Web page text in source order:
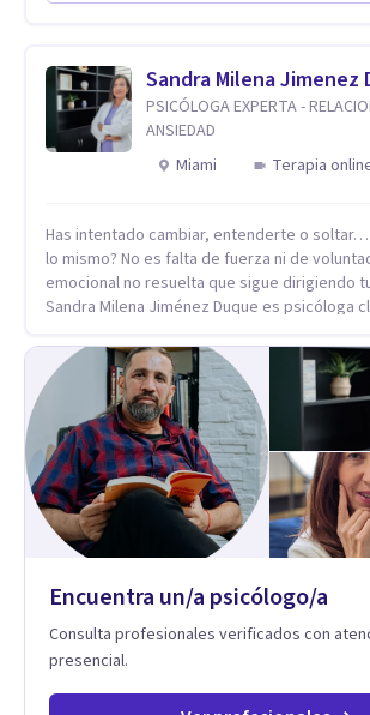
Sandra Milena Jimenez
PSICÓLOGA EXPERTA -
ANSIEDAD
Miami
Terapia
Has intentado cambiar, entenderte o
lo mismo? No es falta de fuerza ni de
emocional no resuelta que sigue dirigiendo tu vida.
Sandra Milena Jiménez Duque es psicóloga
profesionales más destacadas en el
ansiedad, la baja autoestima, la
conflictos de pareja. Ha trabajado con pacientes en
diferentes países, acompañando procesos
enfoque terapéutico se diferencia por una
trabaja el síntoma, trabaja la raíz que lo origina.
metodología interviene en tres niveles:
sistema emocional, reprocesamiento de
infancia y reestructuración cognitiva
origen. Si buscas un proceso superficial, este no es el lugar.
raíz de lo que te ocurre, la Dra. Sandra Milena
es una de las mejores opciones para acompañarte.
cuando sanas tu mundo interno, cambias tu
Encuentra un/a psicólogo/a
Consulta profesionales verificados con
presencial.